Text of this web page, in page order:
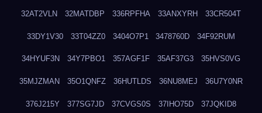
32AT2VLN 32MATDBP 336RPFHA 33ANXYRH 33CR504T
33DY1V30 33T04ZZ0 3404O7P1 3478760D 34F92RUM
34HYUF3N 34Y7PBO1 357AGF1F 35AF37G3 35HVS0VG
35MJZMAN 35O1QNFZ 36HUTLDS 36NU8MEJ 36U7Y0NR
376J215Y 377SG7JD 37CVGS0S 37IHO75D 37JQKID8